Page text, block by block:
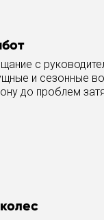
с
и сезонные
до проблем